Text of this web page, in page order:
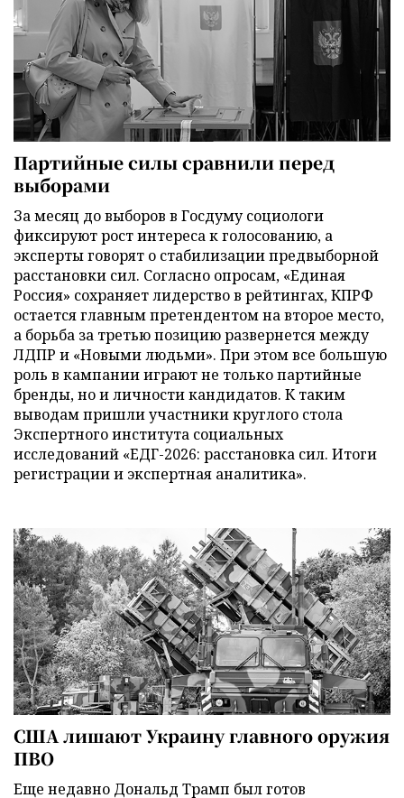
Партийные силы сравнили перед
выборами
За месяц до выборов в Госдуму социологи
фиксируют рост интереса к голосованию, а
эксперты говорят о стабилизации предвыборной
расстановки сил. Согласно опросам, «Единая
Россия» сохраняет лидерство в рейтингах, КПРФ
остается главным претендентом на второе место,
а борьба за третью позицию развернется между
ЛДПР и «Новыми людьми». При этом все большую
роль в кампании играют не только партийные
бренды, но и личности кандидатов. К таким
выводам пришли участники круглого стола
Экспертного института социальных
исследований «ЕДГ-2026: расстановка сил. Итоги
регистрации и экспертная аналитика».
США лишают Украину главного оружия
ПВО
Еще недавно Дональд Трамп был готов